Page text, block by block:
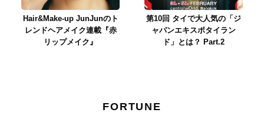
Hair&Make-up JunJunのト
レンドヘアメイク連載『赤
リップメイク』
第10回 タイで大人気の「ジ
ャパンエキスポタイラン
ド」とは？ Part.2
FORTUNE